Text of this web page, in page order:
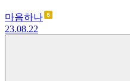
마음하나
23.08.22